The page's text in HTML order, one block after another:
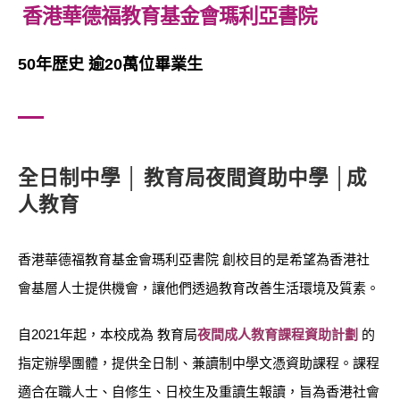
香港華德福教育基金會瑪利亞書院
50年歴史 逾20萬位畢業生
全日制中學 │ 教育局夜間資助中學
│成
人教育
香港華德福教育基金會瑪利亞書院 創校目的是希望為香港社
會基層人士提供機會，讓他們透過教育改善生活環境及質素。
自2021年起，本校成為 教育局夜間成人教育課程資助計劃 的
指定辦學團體，提供全日制、兼讀制中學文憑資助課程。課程
適合在職人士、自修生、日校生及重讀生報讀，旨為香港社會